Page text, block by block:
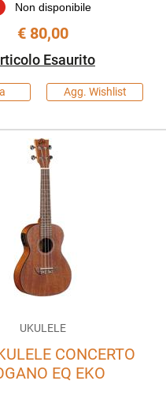
Non disponibile
€ 80,00
Esaurito
Agg. Wishlist
UKULELE
CONCERTO
EQ EKO